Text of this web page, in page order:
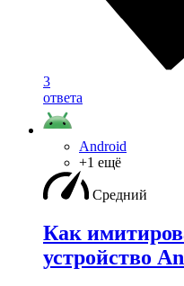
3
ответа
Android
+1 ещё
Средний
Как
устройство